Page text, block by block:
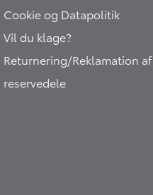
Cookie og Datapolitik
Vil du klage?
Returnering/Reklamation af
reservedele